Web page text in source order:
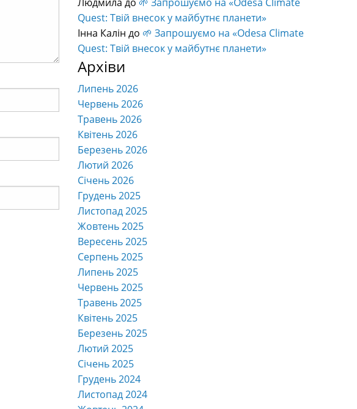
Quest: Твій внесок у майбутнє планети»
Інна Калін до 🌱 Запрошуємо на «Odesa Climate
Quest: Твій внесок у майбутнє планети»
Архіви
Липень 2026
Червень 2026
Травень 2026
Квітень 2026
Березень 2026
Лютий 2026
Січень 2026
Грудень 2025
Листопад 2025
Жовтень 2025
Вересень 2025
Серпень 2025
Липень 2025
Червень 2025
Травень 2025
Квітень 2025
Березень 2025
Лютий 2025
Січень 2025
Грудень 2024
Листопад 2024